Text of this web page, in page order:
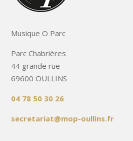
Musique O Parc
Parc Chabrières
44 grande rue
69600 OULLINS
04 78 50 30 26
secretariat@mop-oullins.fr